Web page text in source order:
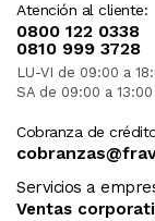
Atención al cliente:
0800 122 0338
0810 999 3728
LU-VI de 09:00 a
SA de 09:00 a 13:00
Cobranza de
Servicios a
Ventas